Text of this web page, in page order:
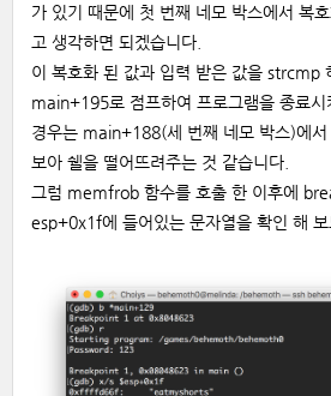
가 있기 때문에 첫 번째 네모 박스에서 복
고 생각하면 되겠습니다.
이 복호화 된 값과 입력 받은 값을 strcmp
main+195로 점프하여 프로그램을 종료시
경우는 main+188(세 번째 네모 박스)에
보아 쉘을 떨어뜨려주는 것 같습니다.
그럼 memfrob 함수를 호출 한 이후에
esp+0x1f에 들어있는 문자열을 확인 해 보